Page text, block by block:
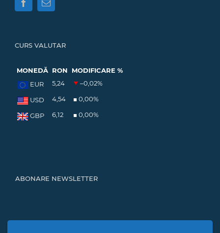
CURS VALUTAR
MONEDĂ RON
MODIFICARE %
EUR
5,24 –0,02%
USD 4,54 0,00%
GBP 6,12 0,00%
ABONARE NEWSLETTER